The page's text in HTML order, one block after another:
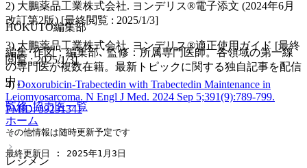
HOKUTO編集部
編集･作図：編集部､ 監修：所属専門医師。各領域の第一線
の専門医が複数在籍。最新トピックに関する独自記事を配信
中。
監修･協力医一覧
ホーム
レジメン
2) 大鵬薬品工業株式会社. ヨンデリス®電子添文 (2024年6月
改訂第2版) [最終閲覧 : 2025/1/3]
3) 大鵬薬品工業株式会社. ヨンデリス®適正使用ガイド [最終
閲覧 : 2025/1/3]
4)Doxorubicin-Trabectedin with Trabectedin Maintenance in
Leiomyosarcoma. N Engl J Med. 2024 Sep 5;391(9):789-799.
PMID: 39231341
その他情報は随時更新予定です
最終更新日 : 2025年1月3日